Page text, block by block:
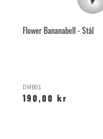
Flower Bananabell - Stål
DMB01
190,00 kr